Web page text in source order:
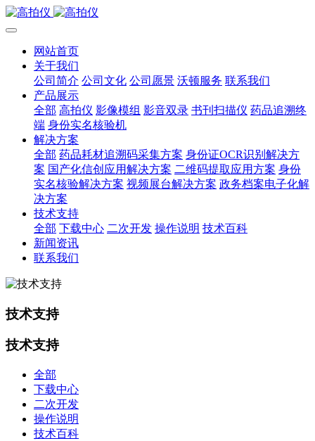
网站首页
关于我们
公司简介 公司文化 公司愿景 沃顿服务 联系我们
产品展示
全部 高拍仪 影像模组 影音双录 书刊扫描仪 药品追溯终
端 身份实名核验机
解决方案
全部 药品耗材追溯码采集方案 身份证OCR识别解决方
案 国产化信创应用解决方案 二维码提取应用方案 身份
实名核验解决方案 视频展台解决方案 政务档案电子化解
决方案
技术支持
全部 下载中心 二次开发 操作说明 技术百科
新闻资讯
联系我们
技术支持
技术支持
全部
下载中心
二次开发
操作说明
技术百科